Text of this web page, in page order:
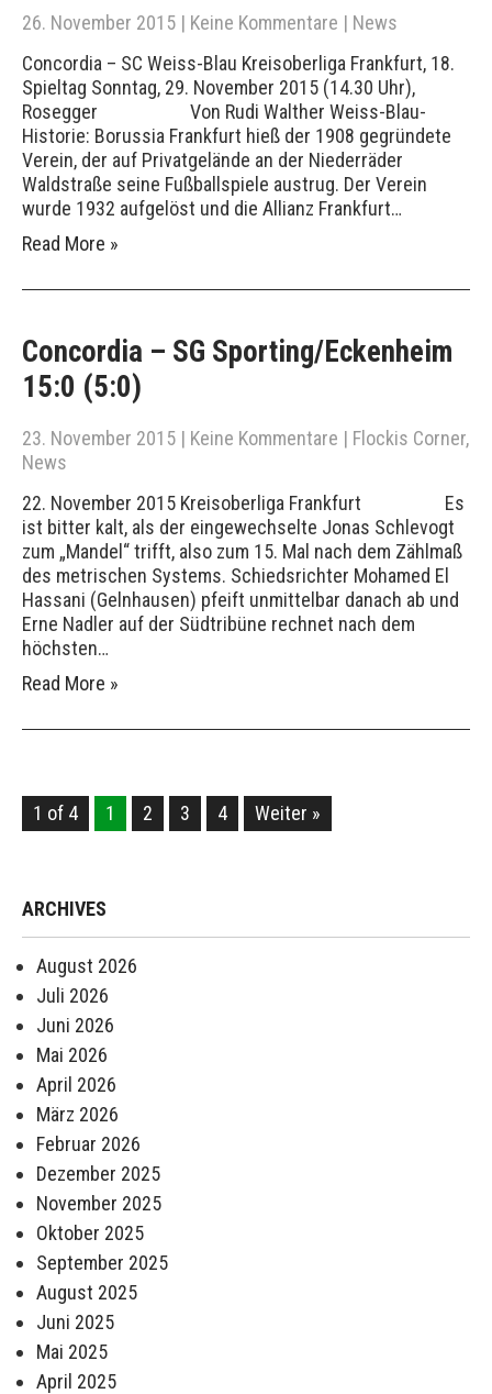
26. November 2015 | Keine Kommentare | News
Concordia – SC Weiss-Blau Kreisoberliga Frankfurt, 18.
Spieltag Sonntag, 29. November 2015 (14.30 Uhr),
Rosegger Von Rudi Walther Weiss-Blau-
Historie: Borussia Frankfurt hieß der 1908 gegründete
Verein, der auf Privatgelände an der Niederräder
Waldstraße seine Fußballspiele austrug. Der Verein
wurde 1932 aufgelöst und die Allianz Frankfurt…
Read More »
Concordia – SG Sporting/Eckenheim
15:0 (5:0)
23. November 2015 | Keine Kommentare | Flockis Corner,
News
22. November 2015 Kreisoberliga Frankfurt Es
ist bitter kalt, als der eingewechselte Jonas Schlevogt
zum „Mandel“ trifft, also zum 15. Mal nach dem Zählmaß
des metrischen Systems. Schiedsrichter Mohamed El
Hassani (Gelnhausen) pfeift unmittelbar danach ab und
Erne Nadler auf der Südtribüne rechnet nach dem
höchsten…
Read More »
1 of 4 1 2 3 4 Weiter »
ARCHIVES
August 2026
Juli 2026
Juni 2026
Mai 2026
April 2026
März 2026
Februar 2026
Dezember 2025
November 2025
Oktober 2025
September 2025
August 2025
Juni 2025
Mai 2025
April 2025